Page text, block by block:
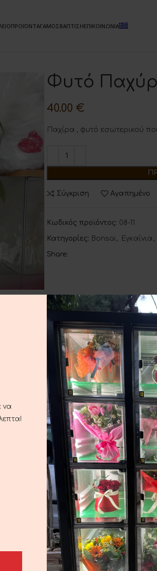
ΠΡΟΪΟΝΤΑΓΑΜΟΣΒΑΠΤΙΣΗΕΠΙΚΟΙΝΩΝΙΑ
Φυτό
40.00 €
Παχίρα , φυτό εσωτερικού
Σύγκριση Αγαπημένο
Κωδικός προϊόντος: 08-11
Κατηγορίες: Bonsai , Εγκαίνια ,
Share:
ΠΛΗΡΟΦΟΡΊΕΣ ΑΠΟΣΤΟΛΉ ΚΑΙ ΠΑΡΆΔΟΣΗ
να